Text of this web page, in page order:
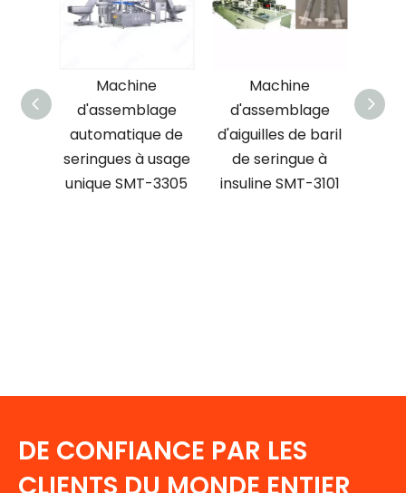
de
Machine
d'assemblage
automatique de
seringues à usage
unique SMT-3305
Machine
d'assemblage
d'aiguilles de baril
de seringue à
insuline SMT-3101
DE CONFIANCE PAR LES